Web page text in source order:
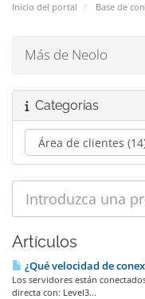
Inicio del portal Base de
Más de Neolo
Categorías
Artículos
¿Qué velocidad de
Los servidores están
directa con: Level3...